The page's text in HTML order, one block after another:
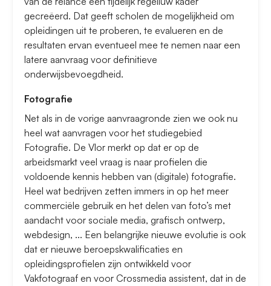
gecreëerd. Dat geeft scholen de mogelijkheid om
opleidingen uit te proberen, te evalueren en de
resultaten ervan eventueel mee te nemen naar een
latere aanvraag voor definitieve
onderwijsbevoegdheid.
Fotografie
Net als in de vorige aanvraagronde zien we ook nu
heel wat aanvragen voor het studiegebied
Fotografie. De Vlor merkt op dat er op de
arbeidsmarkt veel vraag is naar profielen die
voldoende kennis hebben van (digitale) fotografie.
Heel wat bedrijven zetten immers in op het meer
commerciële gebruik en het delen van foto’s met
aandacht voor sociale media, grafisch ontwerp,
webdesign, ... Een belangrijke nieuwe evolutie is ook
dat er nieuwe beroepskwalificaties en
opleidingsprofielen zijn ontwikkeld voor
Vakfotograaf en voor Crossmedia assistent, dat in de